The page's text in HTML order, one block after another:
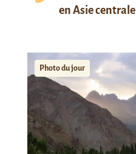
en Asie centrale
Photo du jour